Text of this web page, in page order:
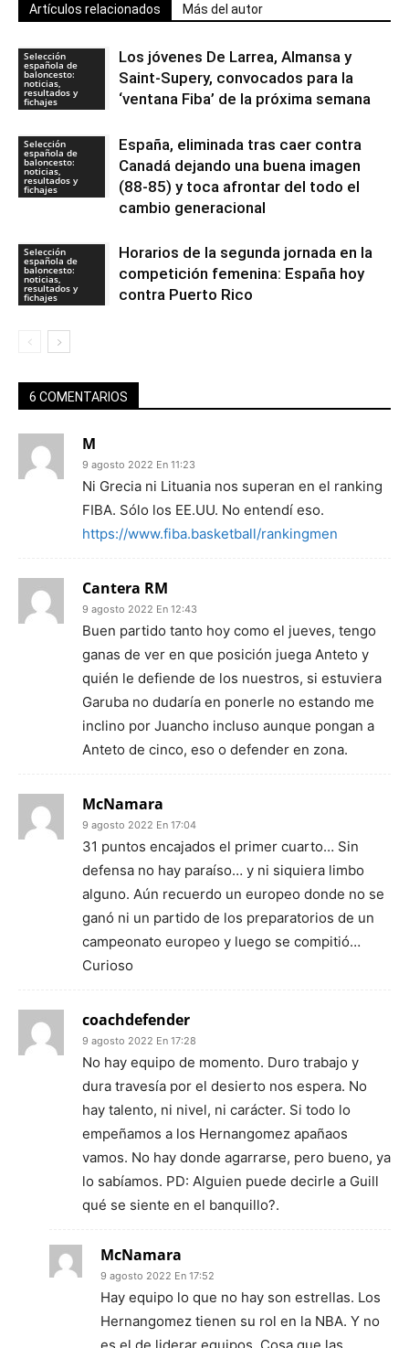
Artículos relacionados Más del autor
Selección
española de
baloncesto:
noticias,
resultados y
fichajes
Los jóvenes De Larrea, Almansa y
Saint-Supery, convocados para la
‘ventana Fiba’ de la próxima semana
Selección
española de
baloncesto:
noticias,
resultados y
fichajes
España, eliminada tras caer contra
Canadá dejando una buena imagen
(88-85) y toca afrontar del todo el
cambio generacional
Selección
española de
baloncesto:
noticias,
resultados y
fichajes
Horarios de la segunda jornada en la
competición femenina: España hoy
contra Puerto Rico
6 COMENTARIOS
M
9 agosto 2022 En 11:23
Ni Grecia ni Lituania nos superan en el ranking
FIBA. Sólo los EE.UU. No entendí eso.
https://www.fiba.basketball/rankingmen
Cantera RM
9 agosto 2022 En 12:43
Buen partido tanto hoy como el jueves, tengo
ganas de ver en que posición juega Anteto y
quién le defiende de los nuestros, si estuviera
Garuba no dudaría en ponerle no estando me
inclino por Juancho incluso aunque pongan a
Anteto de cinco, eso o defender en zona.
McNamara
9 agosto 2022 En 17:04
31 puntos encajados el primer cuarto… Sin
defensa no hay paraíso… y ni siquiera limbo
alguno. Aún recuerdo un europeo donde no se
ganó ni un partido de los preparatorios de un
campeonato europeo y luego se compitió…
Curioso
coachdefender
9 agosto 2022 En 17:28
No hay equipo de momento. Duro trabajo y
dura travesía por el desierto nos espera. No
hay talento, ni nivel, ni carácter. Si todo lo
empeñamos a los Hernangomez apañaos
vamos. No hay donde agarrarse, pero bueno, ya
lo sabíamos. PD: Alguien puede decirle a Guill
qué se siente en el banquillo?.
McNamara
9 agosto 2022 En 17:52
Hay equipo lo que no hay son estrellas. Los
Hernangomez tienen su rol en la NBA. Y no